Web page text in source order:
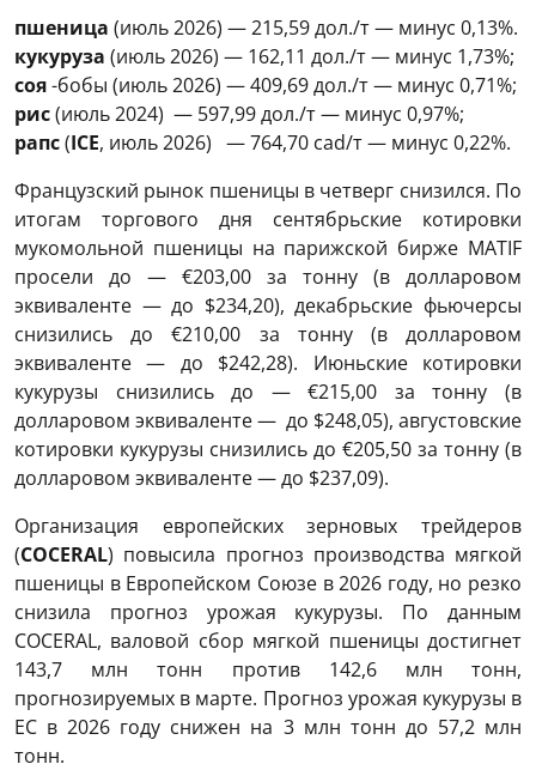
пшеница (июль 2026) — 215,59 дол./т — минус 0,13%.
кукуруза (июль 2026) — 162,11 дол./т — минус 1,73%;
соя-бобы (июль 2026) — 409,69 дол./т — минус 0,71%;
рис(июль 2024) — 597,99 дол./т — минус 0,97%;
рапс(ICE, июль 2026) — 764,70 cad/т — минус 0,22%.
Французский рынок пшеницы в четверг снизился. По
итогам торгового дня сентябрьские котировки
мукомольной пшеницы на парижской бирже MATIF
просели до — €203,00 за тонну (в долларовом
эквиваленте — до $234,20), декабрьские фьючерсы
снизились до €210,00 за тонну (в долларовом
эквиваленте — до $242,28). Июньские котировки
кукурузы снизились до — €215,00 за тонну (в
долларовом эквиваленте — до $248,05), августовские
котировки кукурузы снизились до €205,50 за тонну (в
долларовом эквиваленте — до $237,09).
Организация европейских зерновых трейдеров
(COCERAL) повысила прогноз производства мягкой
пшеницы в Европейском Союзе в 2026 году, но резко
снизила прогноз урожая кукурузы. По данным
COCERAL, валовой сбор мягкой пшеницы достигнет
143,7 млн ​​тонн против 142,6 млн тонн,
прогнозируемых в марте. Прогноз урожая кукурузы в
ЕС в 2026 году снижен на 3 млн тонн до 57,2 млн
тонн.